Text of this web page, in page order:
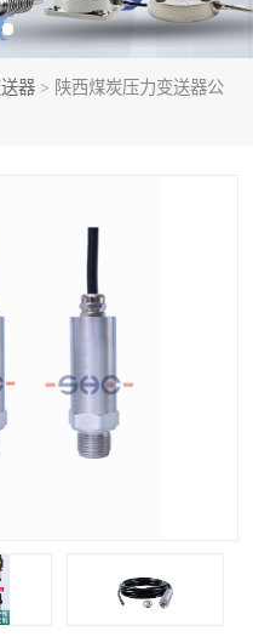
器 > 陕西煤炭压力变送器公
流量计
差压变送器